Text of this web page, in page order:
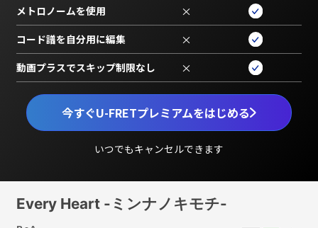
今すぐU-FRETプレミアムをはじめる
いつでもキャンセルできます
メトロノームを使用 ×
コード譜を自分用に編集 ×
動画プラスでスキップ制限なし ×
Every Heart -ミンナノキモチ-